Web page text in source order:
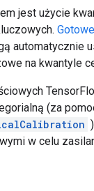
jest użycie
automatycznie
na kwantyle
(za
w celu